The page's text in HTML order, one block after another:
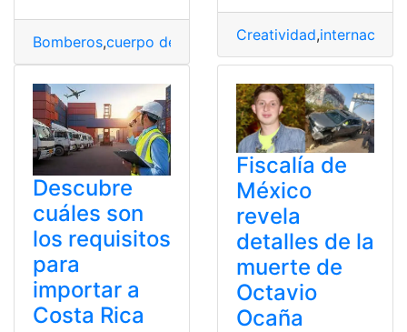
Bomberos,cuerpo de bomberos,herida.,Internacional
Creatividad,internacional
Descubre
cuáles son
los requisitos
para
importar a
Costa Rica
Fiscalía de
México
revela
detalles de la
muerte de
Octavio
Ocaña